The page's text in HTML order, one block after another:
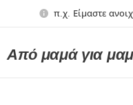
π.χ. Είμαστε
Από μαμά για